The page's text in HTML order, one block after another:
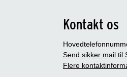
Kontakt os
Send sikker mail til
Flere